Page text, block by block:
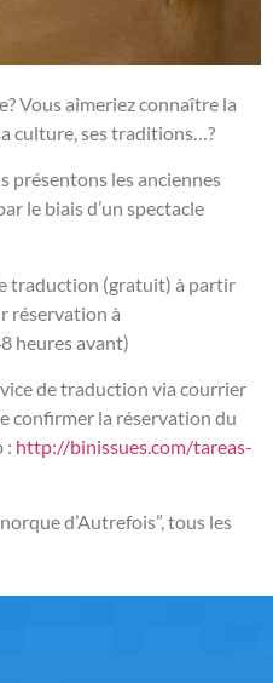
Vous aimeriez connaître la
culture, ses traditions…?
présentons les anciennes
le biais d’un spectacle
traduction (gratuit) à partir
réservation à
heures avant)
de traduction via courrier
confirmer la réservation du
: http://binissues.com/tareas-
d’Autrefois”, tous les